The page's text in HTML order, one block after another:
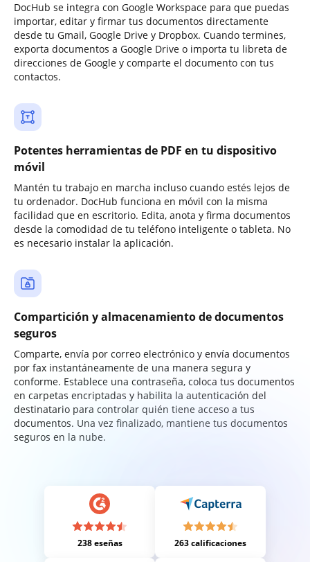
DocHub se integra con Google Workspace para que puedas
importar, editar y firmar tus documentos directamente
desde tu Gmail, Google Drive y Dropbox. Cuando termines,
exporta documentos a Google Drive o importa tu libreta de
direcciones de Google y comparte el documento con tus
contactos.
Potentes herramientas de PDF en tu dispositivo
móvil
Mantén tu trabajo en marcha incluso cuando estés lejos de
tu ordenador. DocHub funciona en móvil con la misma
facilidad que en escritorio. Edita, anota y firma documentos
desde la comodidad de tu teléfono inteligente o tableta. No
es necesario instalar la aplicación.
Compartición y almacenamiento de documentos
seguros
Comparte, envía por correo electrónico y envía documentos
por fax instantáneamente de una manera segura y
conforme. Establece una contraseña, coloca tus documentos
en carpetas encriptadas y habilita la autenticación del
destinatario para controlar quién tiene acceso a tus
documentos. Una vez finalizado, mantiene tus documentos
seguros en la nube.
238 eseñas 263 calificaciones